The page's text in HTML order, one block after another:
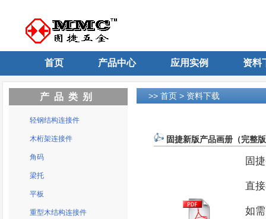
首页 产品中心 应用实例 资料
>> 首页 > 资料下载
固捷新版产品画册（完整
固
直
如
产品类别
轻钢结构连接件
木桁架连接件
角码
梁托
平板
重型木结构连接件